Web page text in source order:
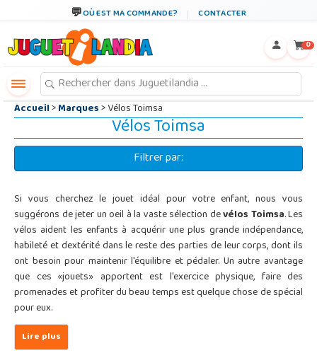
OÙ EST MA COMMANDE? CONTACTER
0
Accueil>Marques> Vélos Toimsa
Vélos Toimsa
Filtrer par:
Si vous cherchez le jouet idéal pour votre enfant, nous vous
suggérons de jeter un oeil à la vaste sélection devélos Toimsa. Les
vélos aident les enfants à acquérir une plus grande indépendance,
habileté et dextérité dans le reste des parties de leur corps, dont ils
ont besoin pour maintenir l'équilibre et pédaler. Un autre avantage
que ces «jouets» apportent est l'exercice physique, faire des
promenades et profiter du beau temps est quelque chose de spécial
pour eux.